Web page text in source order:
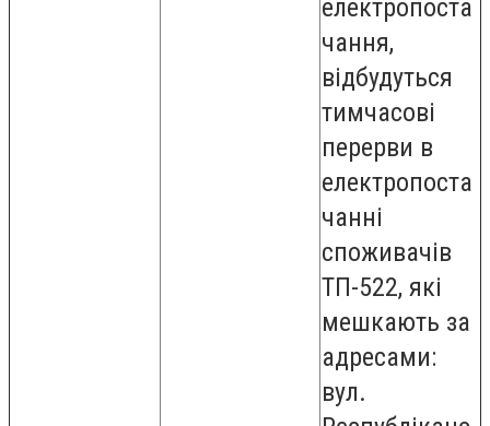
електропоста
чання,
відбудуться
тимчасові
перерви в
електропоста
чанні
споживачів
ТП-522, які
мешкають за
адресами:
вул.